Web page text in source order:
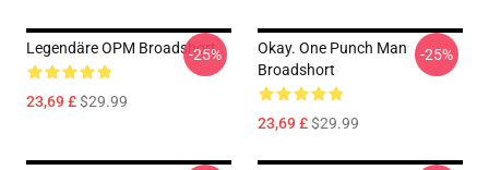
Legendäre OPM Broadshort
23,69 £$29.99
-25%
Okay. One Punch Man
Broadshort
23,69 £$29.99
-25%